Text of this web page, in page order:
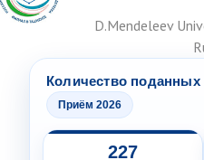
D.Mendeleev
Количество поданных
Приём 2026
227